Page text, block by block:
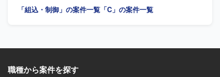
る人物像】 設計上の課題を改善できる提案力をお持ちの方
ジションの魅力】 旧システムから新システムへの移行プロ
再設計や新規機能開発に携わることができます。アーキテ
「組込・制御」の案件一覧 「C」の案件一覧
職種から案件を探す